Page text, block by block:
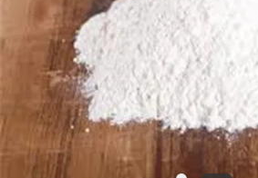
LES
AFFAIRES
DEMANDEZ
UN DEVIS